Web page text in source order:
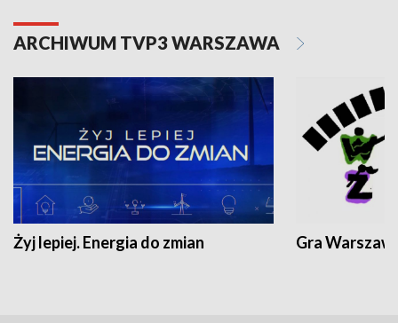
ARCHIWUM TVP3 WARSZAWA
Żyj lepiej. Energia do zmian Gra